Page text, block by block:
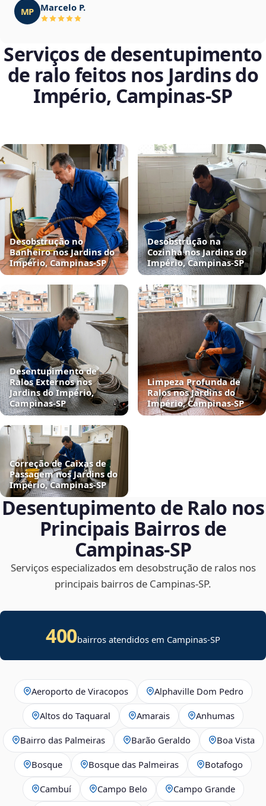
MP Marcelo P.
Serviços de desentupimento
de ralo feitos nos Jardins do
Império, Campinas‑SP
Desobstrução no
Banheiro nos Jardins do
Império, Campinas‑SP
Desobstrução na
Cozinha nos Jardins do
Império, Campinas‑SP
Desentupimento de
Ralos Externos nos
Jardins do Império,
Campinas‑SP
Limpeza Profunda de
Ralos nos Jardins do
Império, Campinas‑SP
Correção de Caixas de
Passagem nos Jardins do
Império, Campinas‑SP
Desentupimento de Ralo nos
Principais Bairros de
Campinas‑SP
Serviços especializados em desobstrução de ralos nos
principais bairros de Campinas‑SP.
400bairros atendidos em Campinas-SP
Aeroporto de Viracopos Alphaville Dom Pedro
Altos do Taquaral Amarais Anhumas
Bairro das Palmeiras Barão Geraldo Boa Vista
Bosque Bosque das Palmeiras Botafogo
Cambuí Campo Belo Campo Grande